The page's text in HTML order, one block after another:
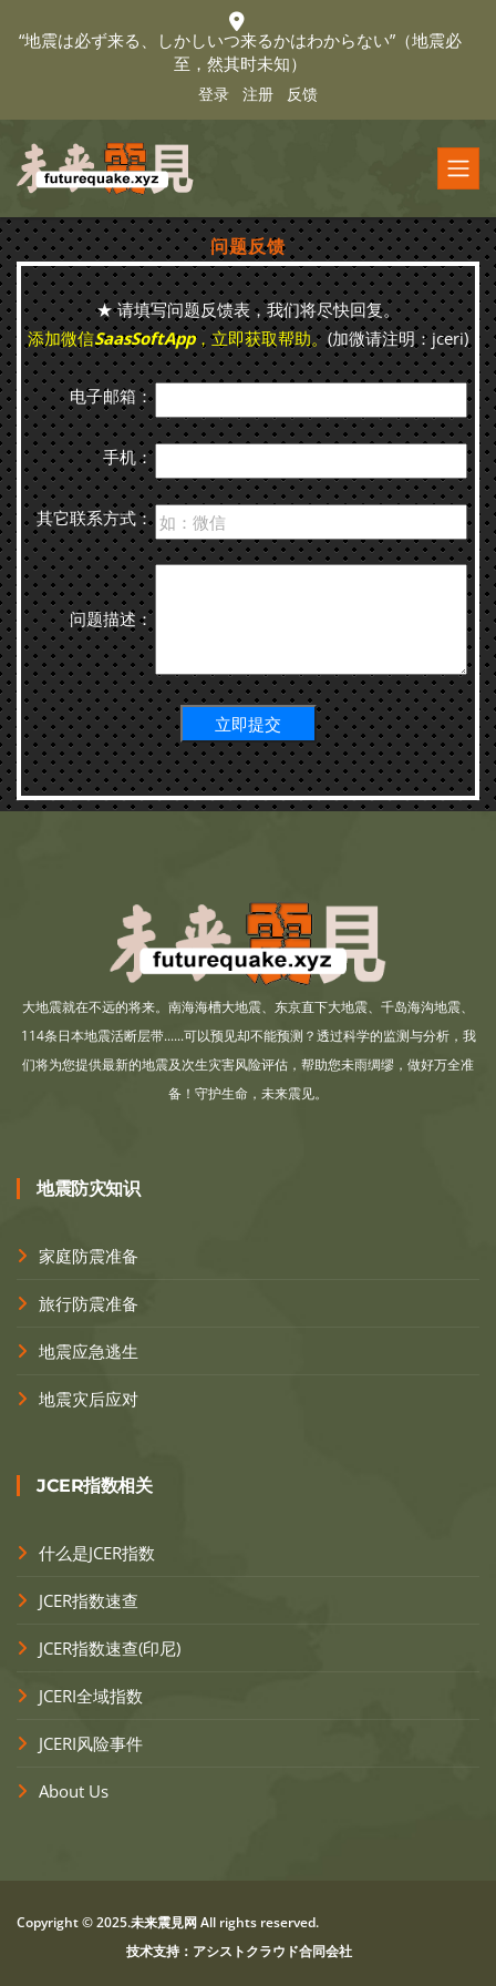
“地震は必ず来る、しかしいつ来るかはわからない”（地震必
至，然其时未知）
登录 注册 反馈
问题反馈
★ 请填写问题反馈表，我们将尽快回复。
添加微信SaasSoftApp，立即获取帮助。(加微请注明：jceri)
电子邮箱：
手机：
其它联系方式：
问题描述：
立即提交
大地震就在不远的将来。南海海槽大地震、东京直下大地震、千岛海沟地震、
114条日本地震活断层带......可以预见却不能预测？透过科学的监测与分析，我
们将为您提供最新的地震及次生灾害风险评估，帮助您未雨绸缪，做好万全准
备！守护生命，未来震见。
地震防灾知识
家庭防震准备
旅行防震准备
地震应急逃生
地震灾后应对
JCER指数相关
什么是JCER指数
JCER指数速查
JCER指数速查(印尼)
JCERI全域指数
JCERI风险事件
About Us
Copyright © 2025.未来震見网 All rights reserved.
技术支持：アシストクラウド合同会社